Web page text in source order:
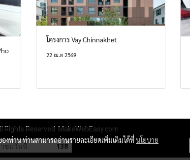
โครงการ Vay Chinnakhet
22 เม.ย 2569
Rights Reserved. MakeWebEasy.com
าชมวันนี้ 138
งท่าน ท่านสามารถอ่านรายละเอียดเพิ่มเติมได้ที่นโยบาย